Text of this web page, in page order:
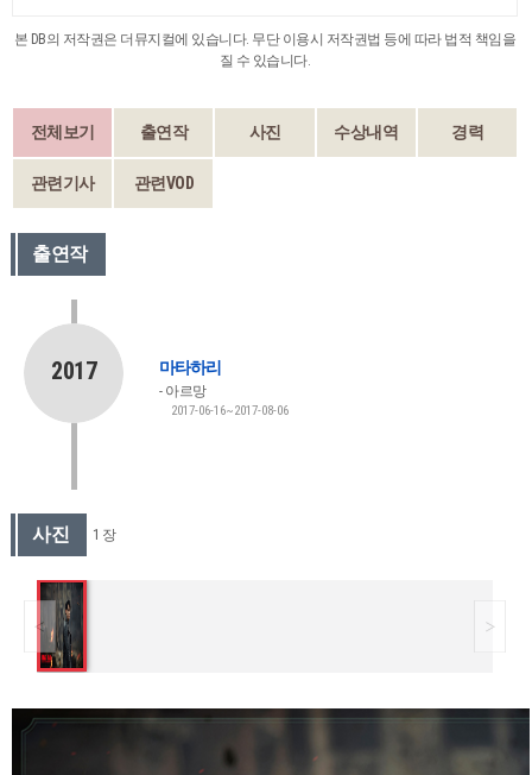
본 DB의 저작권은 더뮤지컬에 있습니다. 무단 이용시 저작권법 등에 따라 법적 책임을
질 수 있습니다.
전체보기 출연작 사진 수상내역 경력
관련기사 관련VOD
출연작
2017 마타하리
아르망
2017-06-16~2017-08-06
사진 1 장